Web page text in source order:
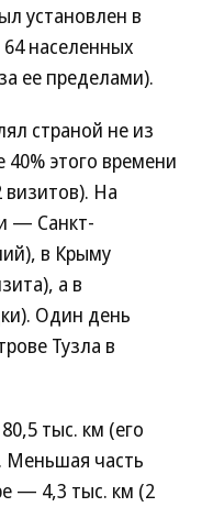
установлен в
населенных
ее пределами).
страной не из
этого времени
визитов). На
— Санкт-
в Крыму
а в
Один день
Тузла в
тыс. км (его
Меньшая часть
— 4,3 тыс. км (2